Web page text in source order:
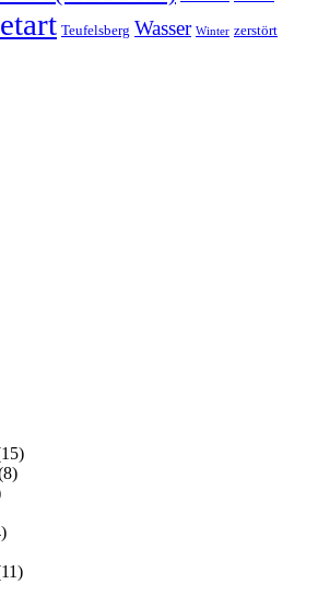
Teufelsberg Wasser Winter zerstört